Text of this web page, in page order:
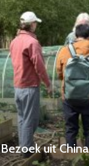
Bezoek uit China